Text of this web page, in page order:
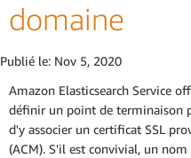
domaine
Publié le: Nov 5, 2020
Amazon Elasticsearch Service
définir un point de terminaison
d'y associer un certificat SSL
(ACM). S'il est convivial, un